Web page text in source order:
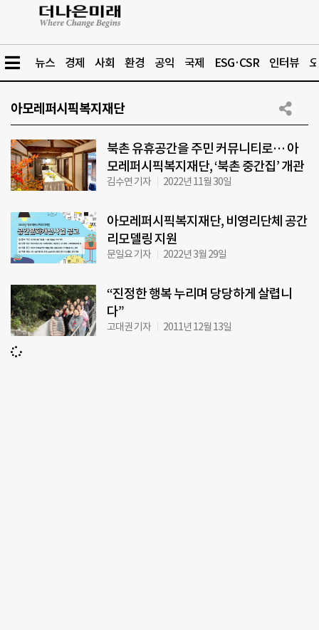
뉴스 경제 사회 환경 공익 국제 ESG·CSR 인터뷰
아모레퍼시픽복지재단
북촌 유휴공간을 주민 커뮤니티로… 아
모레퍼시픽복지재단, ‘북촌 중간집’ 개관
김수연 기자 2022년 11월 30일
아모레퍼시픽복지재단, 비영리단체 공간
리모델링 지원
문일요 기자 2022년 3월 29일
“진정한 행복 누리며 당당하게 살렵니
다”
고대권 기자 2011년 12월 13일